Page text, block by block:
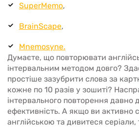
SuperMemo,
BrainScape,
Mnemosyne.
Думаєте, що повторювати
інтервальним методом довго?
простіше зазубрити слова за
кожне по 10 разів у зошиті?
інтервального повторення давно
ефективність. А якщо ви активно
англійською та дивитеся